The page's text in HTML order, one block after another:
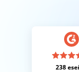
238